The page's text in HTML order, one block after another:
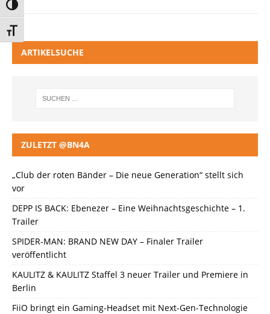
Umschalten auf hohe Kontraste
Schrift vergrößern
ARTIKELSUCHE
ZULETZT @BN4A
„Club der roten Bänder – Die neue Generation“ stellt sich
vor
DEPP IS BACK: Ebenezer – Eine Weihnachtsgeschichte – 1.
Trailer
SPIDER-MAN: BRAND NEW DAY – Finaler Trailer
veröffentlicht
KAULITZ & KAULITZ Staffel 3 neuer Trailer und Premiere in
Berlin
FiiO bringt ein Gaming-Headset mit Next-Gen-Technologie